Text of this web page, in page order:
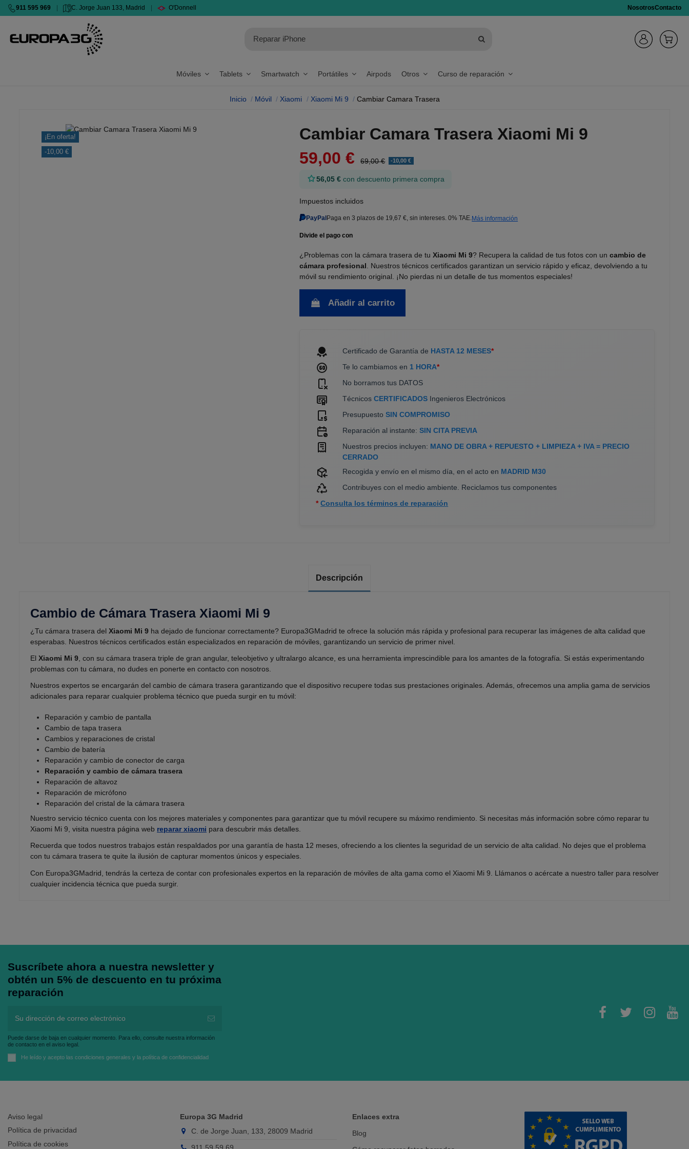
911 595 969 C. Jorge Juan 133, Madrid O'Donnell NosotrosContacto
Móviles Tablets Smartwatch Portátiles Airpods Otros Curso de reparación
Inicio Móvil Xiaomi Xiaomi Mi 9 Cambiar Camara Trasera
¡En oferta!
-10,00 €
Cambiar Camara Trasera Xiaomi Mi 9
59,00 €
69,00 € -10,00 €
56,05 € con descuento primera compra
Impuestos incluidos
PayPal Paga en 3 plazos de 19,67 €, sin intereses. 0% TAE.Más información
¿Problemas con la cámara trasera de tu Xiaomi Mi 9? Recupera la calidad de tus fotos con un cambio de
cámara profesional . Nuestros técnicos certificados garantizan un servicio rápido y eficaz, devolviendo a tu
móvil su rendimiento original. ¡No pierdas ni un detalle de tus momentos especiales!
Añadir al carrito
Certificado de Garantía de HASTA 12 MESES*
Te lo cambiamos en 1 HORA*
No borramos tus DATOS
TécnicosCERTIFICADOS Ingenieros Electrónicos
PresupuestoSIN COMPROMISO
Reparación al instante:SIN CITA PREVIA
Nuestros precios incluyen: MANO DE OBRA + REPUESTO + LIMPIEZA + IVA = PRECIO
CERRADO
Recogida y envío en el mismo día, en el acto en MADRID M30
Contribuyes con el medio ambiente. Reciclamos tus componentes
* Consulta los términos de reparación
Descripción
Cambio de Cámara Trasera Xiaomi Mi 9
¿Tu cámara trasera del Xiaomi Mi 9 ha dejado de funcionar correctamente? Europa3GMadrid te ofrece la solución más rápida y profesional para recuperar las imágenes de alta calidad que
esperabas. Nuestros técnicos certificados están especializados en reparación de móviles, garantizando un servicio de primer nivel.
El Xiaomi Mi 9 , con su cámara trasera triple de gran angular, teleobjetivo y ultralargo alcance, es una herramienta imprescindible para los amantes de la fotografía. Si estás experimentando
problemas con tu cámara, no dudes en ponerte en contacto con nosotros.
Nuestros expertos se encargarán del cambio de cámara trasera garantizando que el dispositivo recupere todas sus prestaciones originales. Además, ofrecemos una amplia gama de servicios
adicionales para reparar cualquier problema técnico que pueda surgir en tu móvil:
Reparación y cambio de pantalla
Cambio de tapa trasera
Cambios y reparaciones de cristal
Cambio de batería
Reparación y cambio de conector de carga
Reparación y cambio de cámara trasera
Reparación de altavoz
Reparación de micrófono
Reparación del cristal de la cámara trasera
Nuestro servicio técnico cuenta con los mejores materiales y componentes para garantizar que tu móvil recupere su máximo rendimiento. Si necesitas más información sobre cómo reparar tu
Xiaomi Mi 9, visita nuestra página web reparar xiaomi para descubrir más detalles.
Recuerda que todos nuestros trabajos están respaldados por una garantía de hasta 12 meses, ofreciendo a los clientes la seguridad de un servicio de alta calidad. No dejes que el problema
con tu cámara trasera te quite la ilusión de capturar momentos únicos y especiales.
Con Europa3GMadrid, tendrás la certeza de contar con profesionales expertos en la reparación de móviles de alta gama como el Xiaomi Mi 9. Llámanos o acércate a nuestro taller para resolver
cualquier incidencia técnica que pueda surgir.
Suscríbete ahora a nuestra newsletter y
obtén un 5% de descuento en tu próxima
reparación
Puede darse de baja en cualquier momento. Para ello, consulte nuestra información
de contacto en el aviso legal.
He leído y acepto las condiciones generales y la política de confidencialidad
Aviso legal
Política de privacidad
Política de cookies
Europa 3G Madrid
C. de Jorge Juan, 133, 28009 Madrid
911 59 59 69
Enlaces extra
Blog